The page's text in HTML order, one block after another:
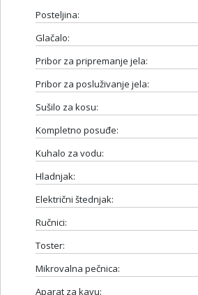
Posteljina:
Glačalo:
Pribor za pripremanje jela:
Pribor za posluživanje jela:
Sušilo za kosu:
Kompletno posuđe:
Kuhalo za vodu:
Hladnjak:
Električni štednjak:
Ručnici:
Toster:
Mikrovalna pečnica:
Aparat za kavu: